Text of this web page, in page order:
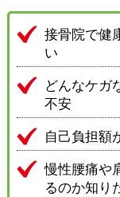
接骨院で健
い
どんなケガ
不安
自己負担額
慢性腰痛や
るのか知り